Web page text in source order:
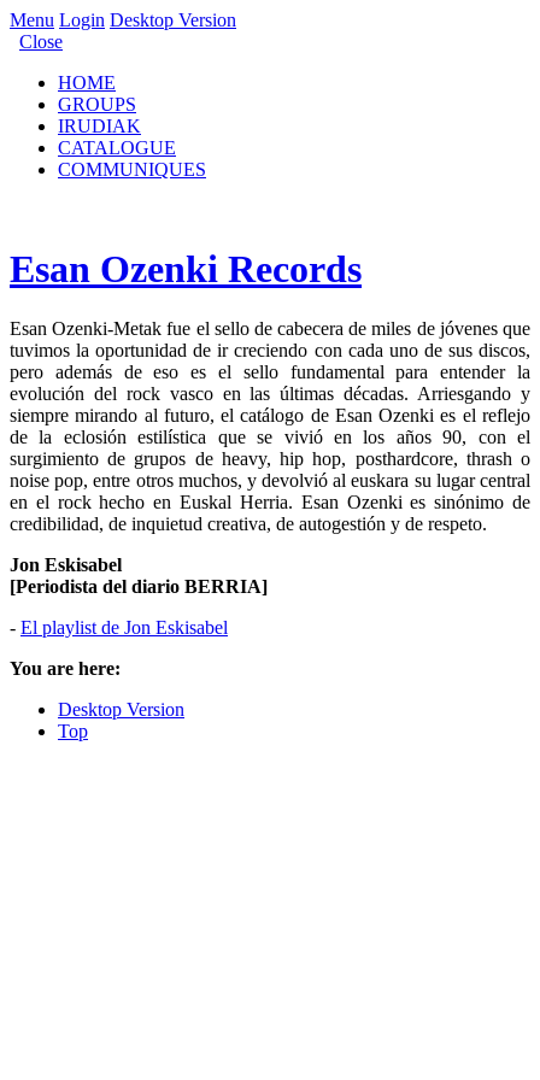
Menu Login Desktop Version
Close
HOME
GROUPS
IRUDIAK
CATALOGUE
COMMUNIQUES
Esan Ozenki Records
Esan Ozenki-Metak fue el sello de cabecera de miles de jóvenes que
tuvimos la oportunidad de ir creciendo con cada uno de sus discos,
pero además de eso es el sello fundamental para entender la
evolución del rock vasco en las últimas décadas. Arriesgando y
siempre mirando al futuro, el catálogo de Esan Ozenki es el reflejo
de la eclosión estilística que se vivió en los años 90, con el
surgimiento de grupos de heavy, hip hop, posthardcore, thrash o
noise pop, entre otros muchos, y devolvió al euskara su lugar central
en el rock hecho en Euskal Herria. Esan Ozenki es sinónimo de
credibilidad, de inquietud creativa, de autogestión y de respeto.
Jon Eskisabel
[Periodista del diario BERRIA]
- El playlist de Jon Eskisabel
You are here:
Desktop Version
Top